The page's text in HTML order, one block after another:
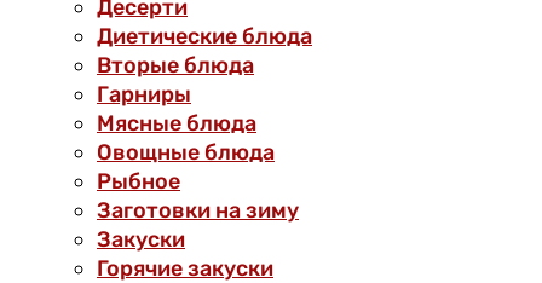
Десерти
Диетические блюда
Вторые блюда
Гарниры
Мясные блюда
Овощные блюда
Рыбное
Заготовки на зиму
Закуски
Горячие закуски